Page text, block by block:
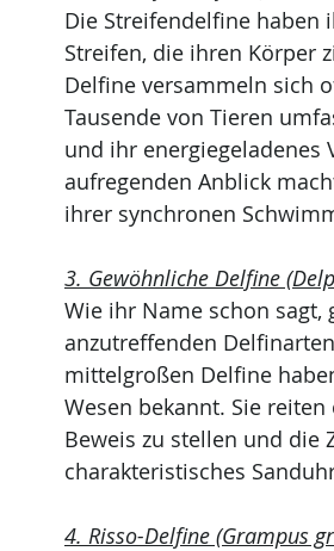
Die Streifendelfine haben
Streifen, die ihren Körper
Delfine versammeln sich
Tausende von Tieren
und ihr energiegeladenes
aufregenden Anblick
ihrer synchronen
3. Gewöhnliche Delfine
Wie ihr Name schon
anzutreffenden
mittelgroßen Delfine
Wesen bekannt. Sie
Beweis zu stellen und die
charakteristisches
4. Risso-Delfine (Grampus